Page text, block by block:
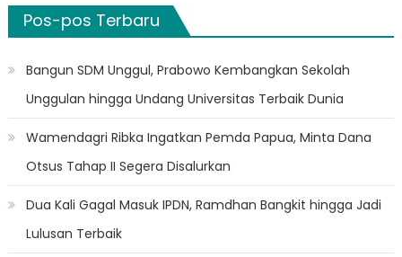
Pos-pos Terbaru
Bangun SDM Unggul, Prabowo Kembangkan Sekolah
Unggulan hingga Undang Universitas Terbaik Dunia
Wamendagri Ribka Ingatkan Pemda Papua, Minta Dana
Otsus Tahap II Segera Disalurkan
Dua Kali Gagal Masuk IPDN, Ramdhan Bangkit hingga Jadi
Lulusan Terbaik